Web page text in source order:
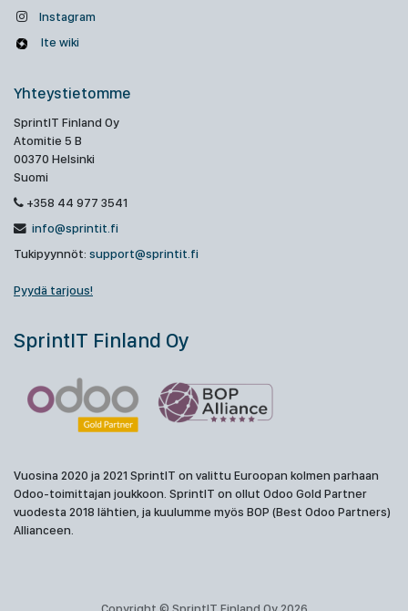
Instagram
Ite wiki
Yhteystietomme
SprintIT Finland Oy
Atomitie 5 B
00370 Helsinki
Suomi
+358 44 977 3541
info@sprintit.fi
Tukipyynnöt: support@sprintit.fi
Pyydä tarjous!
SprintIT Finland Oy
Vuosina 2020 ja 2021 SprintIT on valittu Euroopan kolmen parhaan
Odoo-toimittajan joukkoon. SprintIT on ollut Odoo Gold Partner
vuodesta 2018 lähtien, ja kuulumme myös BOP (Best Odoo Partners)
Allianceen.
Copyright © SprintIT Finland Oy 2026